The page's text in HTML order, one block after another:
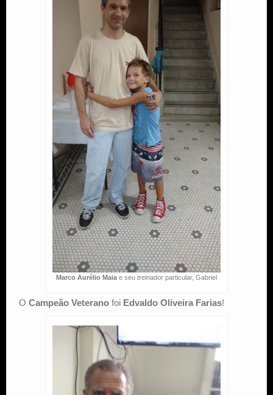
Marco Aurélio Maia e seu treinador particular, Gabriel
O Campeão Veterano foi Edvaldo Oliveira Farias!